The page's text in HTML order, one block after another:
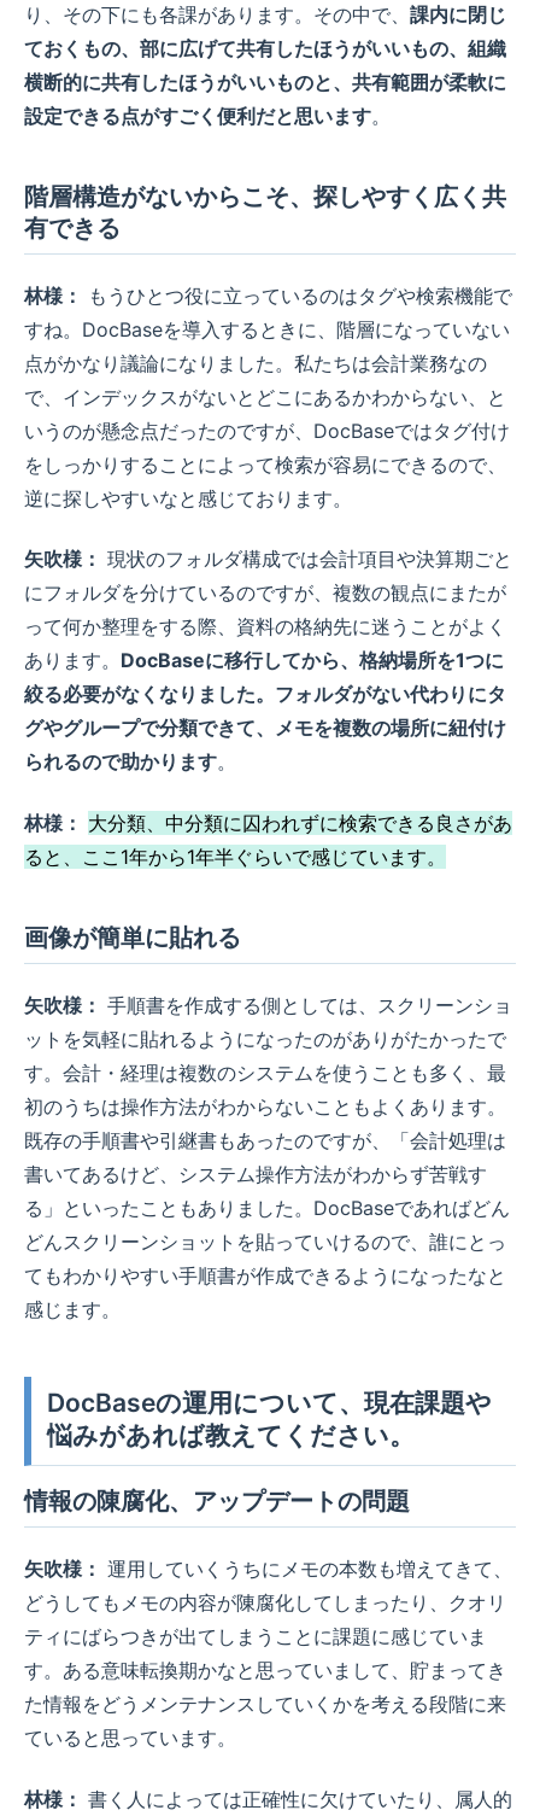
り、その下にも各課があります。その中で、 課内に閉じ
ておくもの、部に広げて共有したほうがいいもの、組織
横断的に共有したほうがいいものと、共有範囲が柔軟に
設定できる点がすごく便利だと思います。
階層構造がないからこそ、探しやすく広く共
有できる
林様：
もうひとつ役に立っているのはタグや検索機能で
すね。DocBaseを導入するときに、階層になっていない
点がかなり議論になりました。私たちは会計業務なの
で、インデックスがないとどこにあるかわからない、と
いうのが懸念点だったのですが、DocBaseではタグ付け
をしっかりすることによって検索が容易にできるので、
逆に探しやすいなと感じております。
矢吹様： 現状のフォルダ構成では会計項目や決算期ごと
にフォルダを分けているのですが、複数の観点にまたが
って何か整理をする際、資料の格納先に迷うことがよく
あります。 DocBaseに移行してから、格納場所を1つに
絞る必要がなくなりました。フォルダがない代わりにタ
グやグループで分類できて、メモを複数の場所に紐付け
られるので助かります。
林様： 大分類、中分類に囚われずに検索できる良さがあ
ると、ここ1年から1年半ぐらいで感じています。
画像が簡単に貼れる
矢吹様： 手順書を作成する側としては、スクリーンショ
ットを気軽に貼れるようになったのがありがたかったで
す。会計・経理は複数のシステムを使うことも多く、最
初のうちは操作方法がわからないこともよくあります。
既存の手順書や引継書もあったのですが、「会計処理は
書いてあるけど、システム操作方法がわからず苦戦す
る」といったこともありました。DocBaseであればどん
どんスクリーンショットを貼っていけるので、誰にとっ
てもわかりやすい手順書が作成できるようになったなと
感じます。
DocBaseの運用について、現在課題や
悩みがあれば教えてください。
情報の陳腐化、アップデートの問題
矢吹様： 運用していくうちにメモの本数も増えてきて、
どうしてもメモの内容が陳腐化してしまったり、クオリ
ティにばらつきが出てしまうことに課題に感じていま
す。ある意味転換期かなと思っていまして、貯まってき
た情報をどうメンテナンスしていくかを考える段階に来
ていると思っています。
林様： 書く人によっては正確性に欠けていたり、属人的